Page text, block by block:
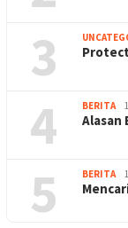
3
4 BERITA
Alasan
5 BERITA